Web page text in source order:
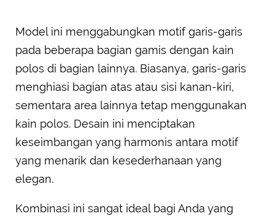
Model ini menggabungkan motif garis-garis
pada beberapa bagian gamis dengan kain
polos di bagian lainnya. Biasanya, garis-garis
menghiasi bagian atas atau sisi kanan-kiri,
sementara area lainnya tetap menggunakan
kain polos. Desain ini menciptakan
keseimbangan yang harmonis antara motif
yang menarik dan kesederhanaan yang
elegan.
Kombinasi ini sangat ideal bagi Anda yang